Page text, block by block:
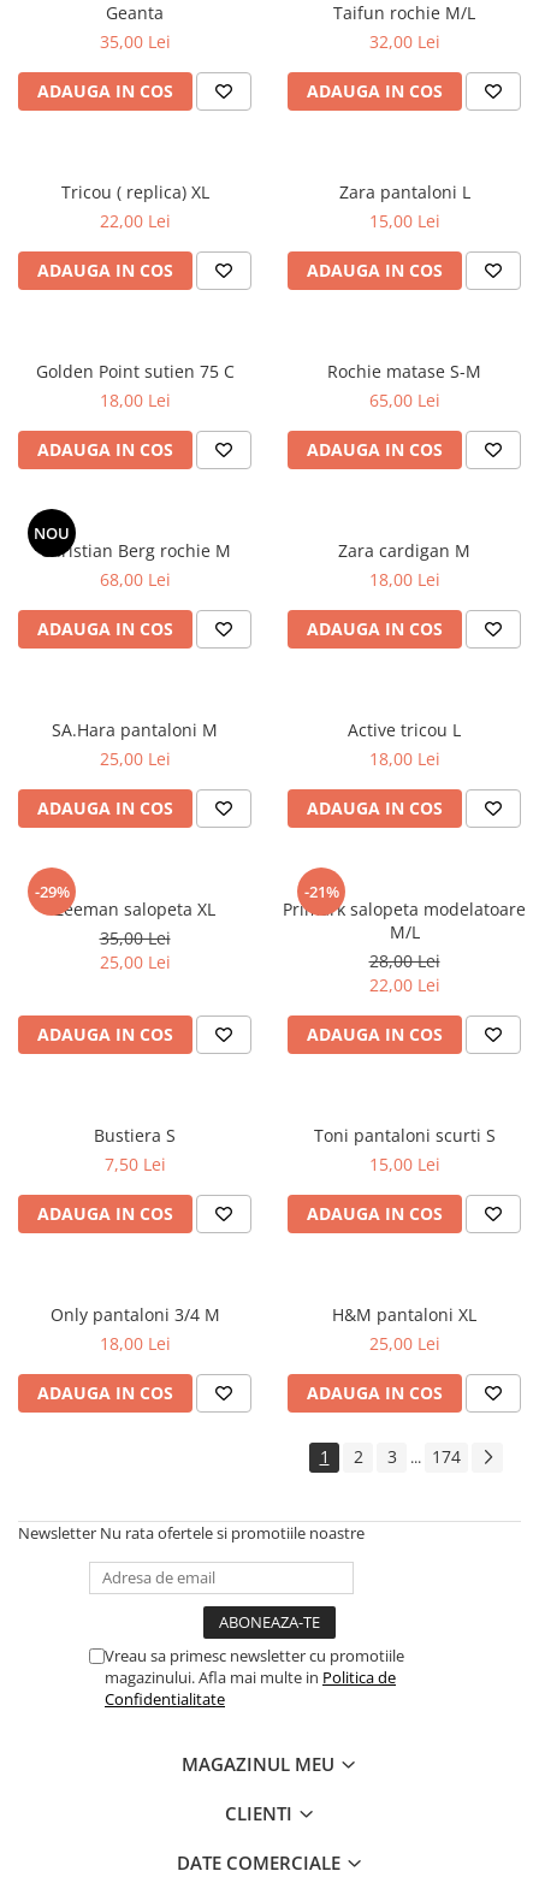
Geanta
35,00 Lei
ADAUGA IN COS
Taifun rochie M/L
32,00 Lei
ADAUGA IN COS
Tricou ( replica) XL
22,00 Lei
ADAUGA IN COS
Zara pantaloni L
15,00 Lei
ADAUGA IN COS
Golden Point sutien 75 C
18,00 Lei
ADAUGA IN COS
Rochie matase S-M
65,00 Lei
ADAUGA IN COS
NOU
Christian Berg rochie M
68,00 Lei
ADAUGA IN COS
Zara cardigan M
18,00 Lei
ADAUGA IN COS
SA.Hara pantaloni M
25,00 Lei
ADAUGA IN COS
Active tricou L
18,00 Lei
ADAUGA IN COS
-29%
Zeeman salopeta XL
35,00 Lei
25,00 Lei
ADAUGA IN COS
-21%
Primark salopeta modelatoare
M/L
28,00 Lei
22,00 Lei
ADAUGA IN COS
Bustiera S
7,50 Lei
ADAUGA IN COS
Toni pantaloni scurti S
15,00 Lei
ADAUGA IN COS
Only pantaloni 3/4 M
18,00 Lei
ADAUGA IN COS
H&M pantaloni XL
25,00 Lei
ADAUGA IN COS
1 2 3 ... 174
Newsletter Nu rata ofertele si promotiile noastre
Vreau sa primesc newsletter cu promotiile
magazinului. Afla mai multe in Politica de
Confidentialitate
MAGAZINUL MEU
CLIENTI
DATE COMERCIALE